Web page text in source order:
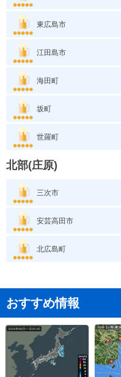
東広島市
江田島市
海田町
坂町
世羅町
北部(庄原)
三次市
安芸高田市
北広島町
おすすめ情報